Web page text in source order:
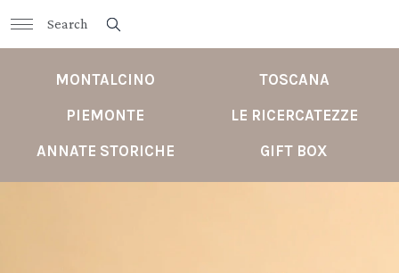
MONTALCINO
TOSCANA
PIEMONTE
LE RICERCATEZZE
ANNATE STORICHE
GIFT BOX